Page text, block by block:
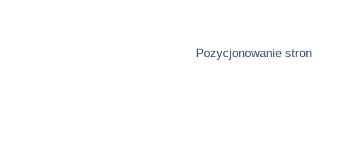
Pozycjonowanie stron